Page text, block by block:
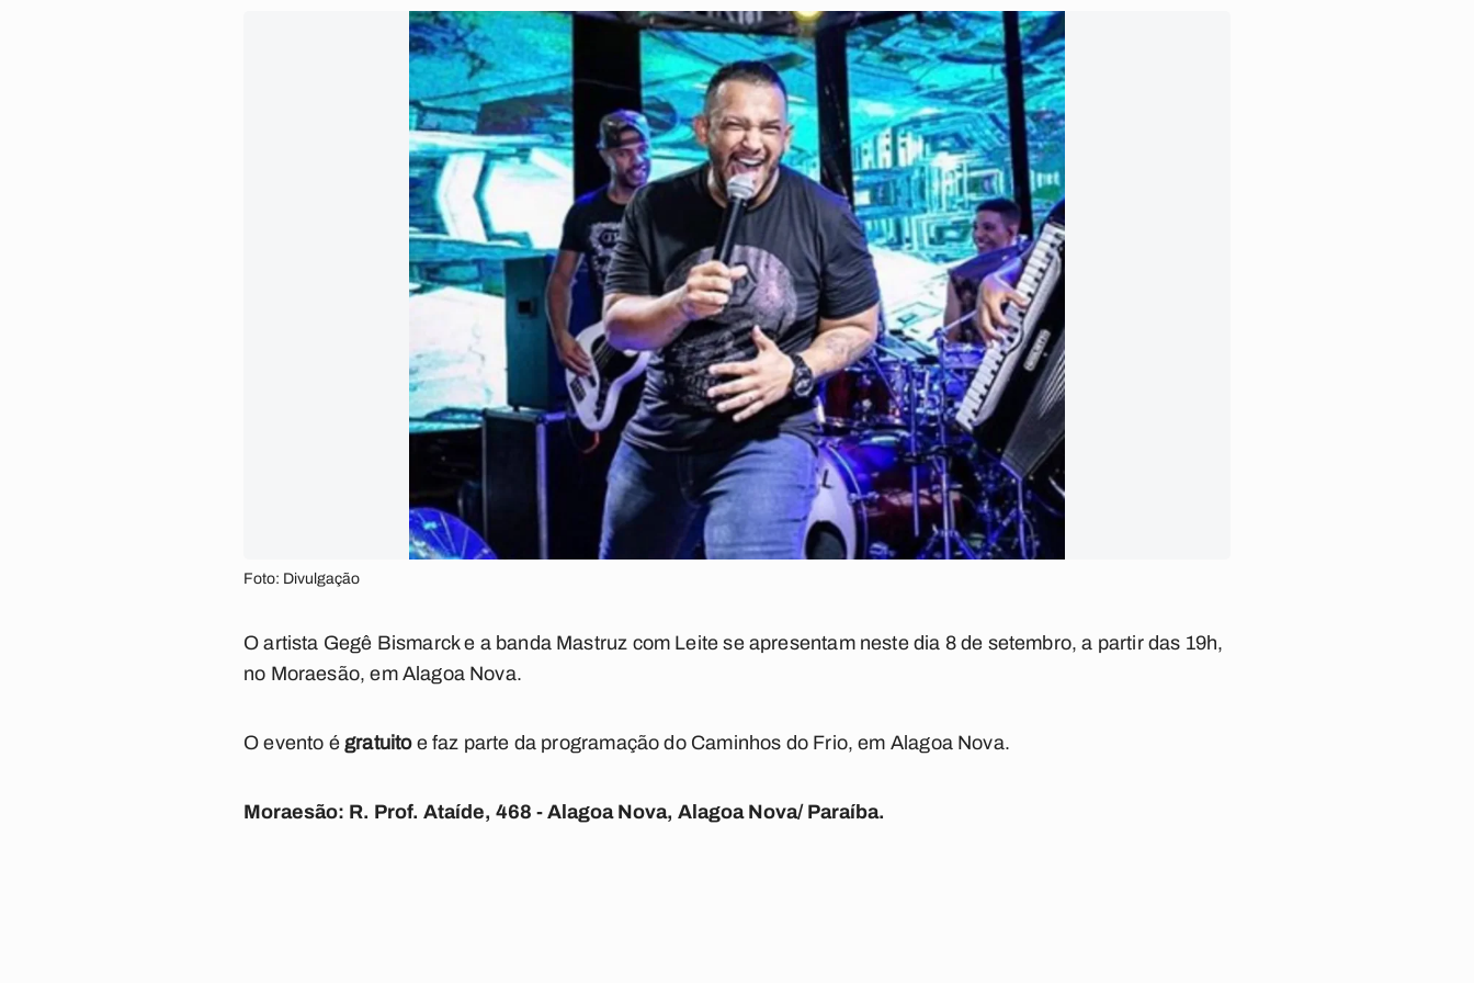
Foto: Divulgação
O artista Gegê Bismarck e a banda Mastruz com Leite se apresentam neste dia 8 de setembro, a partir das 19h,
no Moraesão, em Alagoa Nova.
O evento é gratuitoe faz parte da programação do Caminhos do Frio, em Alagoa Nova.
Moraesão: R. Prof. Ataíde, 468 - Alagoa Nova, Alagoa Nova/ Paraíba.